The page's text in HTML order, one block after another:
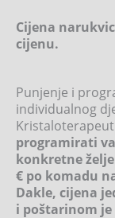
Cijena
cijenu.
Punjenje i
individualnog
programirati
konkretne želje
€ po komadu
Dakle, cijena
i poštarinom je